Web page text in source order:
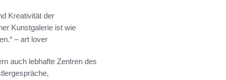
Kreativität der
Kunstgalerie ist wie
– art lover
auch lebhafte Zentren des